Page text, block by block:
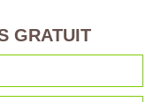
GRATUIT